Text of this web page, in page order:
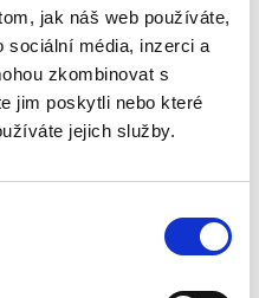
jak náš web používáte,
média, inzerci a
zkombinovat s
jim poskytli nebo které
jejich služby.
přes 30 let.
Konference
kvalitně.
s Akademií C. H. Beck.